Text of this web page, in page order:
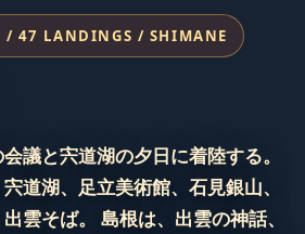
/ 47 LANDINGS / SHIMANE
議と宍道湖の夕日に着陸する。
道湖、足立美術館、石見銀山、
雲そば。 島根は、出雲の神話、